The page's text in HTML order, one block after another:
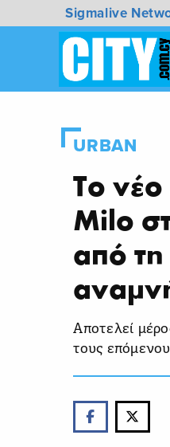
Sigmalive
URBAN
Το
Milo
από
Αποτελεί
τους